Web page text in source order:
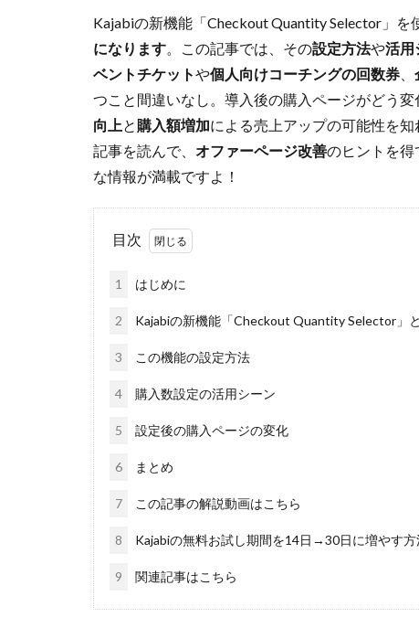
Kajabiの新機能「Checkout Quantity Selector」を
になります。この記事では、その設定方法や活用
ベントチケットや個人向けコーチングの回数券
つこと間違いなし。導入後の購入ページがどう
向上と 購入額増加による売上アップの可能性を
記事を読んで、 オファーページ改善のヒントを
な情報が満載ですよ！
目次
1 はじめに
2 Kajabiの新機能「Checkout Quantity Selector」
3 この機能の設定方法
4 購入数設定の活用シーン
5 設定後の購入ページの変化
6 まとめ
7 この記事の解説動画はこちら
8 Kajabiの無料お試し期間を14日→30日に増やす方
9 関連記事はこちら